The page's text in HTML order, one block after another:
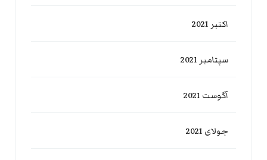
اکتبر 2021
سپتامبر 2021
آگوست 2021
جولای 2021